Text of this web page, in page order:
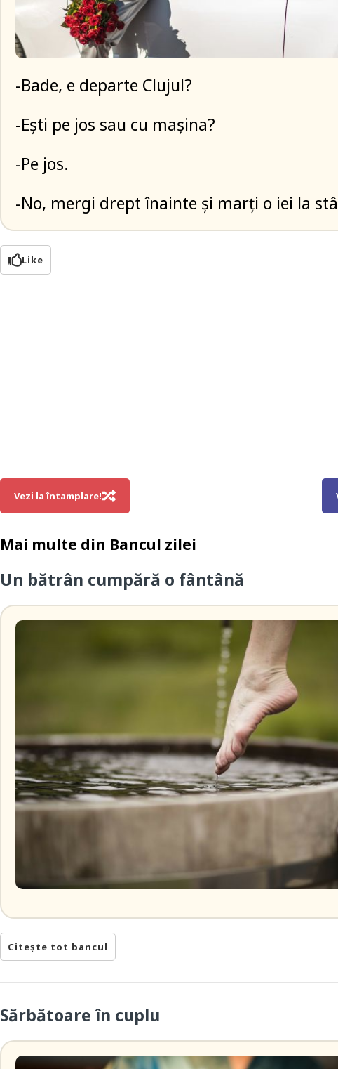
-Bade, e departe Clujul?
-Ești pe jos sau cu mașina?
-Pe jos.
-No, mergi drept înainte și marți o iei la
Like
Vezi la întamplare!
Mai multe din Bancul zilei
Un bătrân cumpără o fântână
Citește tot bancul
Sărbătoare în cuplu